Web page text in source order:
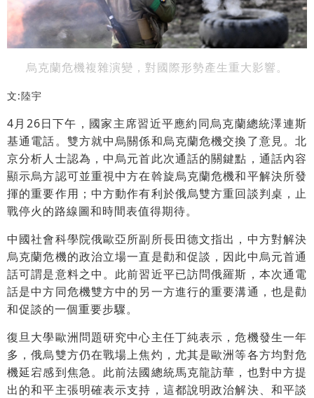
烏克蘭危機複雜演變，對國際形勢產生重大影響。
文:陸宇
4月26日下午，國家主席習近平應約同烏克蘭總統澤連斯
基通電話。雙方就中烏關係和烏克蘭危機交換了意見。北
京分析人士認為，中烏元首此次通話的關鍵點，通話內容
顯示烏方認可並重視中方在斡旋烏克蘭危機和平解決所發
揮的重要作用；中方動作有利於俄烏雙方重回談判桌，止
戰停火的路線圖和時間表值得期待。
中國社會科學院俄歐亞所副所長田德文指出，中方對解決
烏克蘭危機的政治立場一直是勸和促談，因此中烏元首通
話可謂是意料之中。此前習近平已訪問俄羅斯，本次通電
話是中方同危機雙方中的另一方進行的重要溝通，也是勸
和促談的一個重要步驟。
復旦大學歐洲問題研究中心主任丁純表示，危機發生一年
多，俄烏雙方仍在戰場上焦灼，尤其是歐洲等各方均對危
機延宕感到焦急。此前法國總統馬克龍訪華，也對中方提
出的和平主張明確表示支持，這都說明政治解決、和平談